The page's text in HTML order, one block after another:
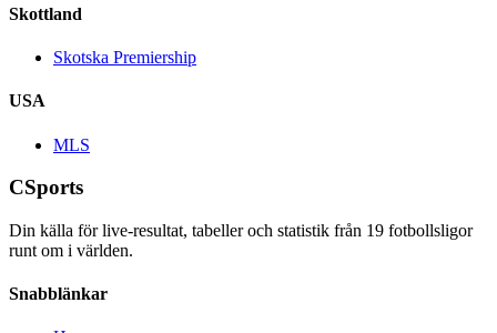
Skottland
Skotska Premiership
USA
MLS
CSports
Din källa för live-resultat, tabeller och statistik från 19 fotbollsligor
runt om i världen.
Snabblänkar